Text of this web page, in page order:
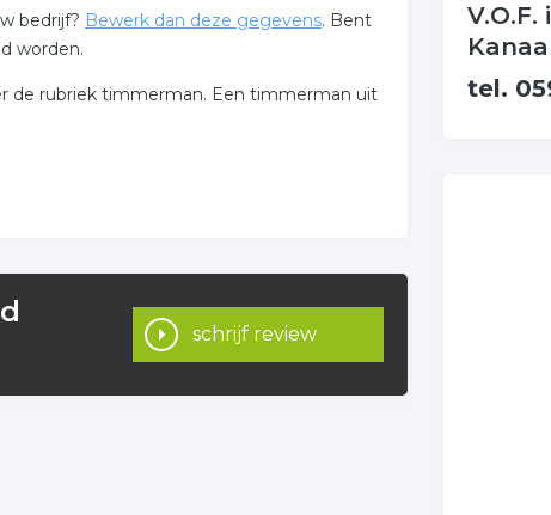
bedrijf? Bewerk dan deze gegevens. Bent
worden.
de rubriek timmerman. Een timmerman uit
schrijf review
tel.